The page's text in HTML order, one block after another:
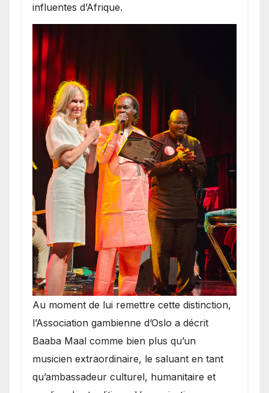
influentes d’Afrique.
​Au moment de lui remettre cette distinction,
l’Association gambienne d’Oslo a décrit
Baaba Maal comme bien plus qu’un
musicien extraordinaire, le saluant en tant
qu’ambassadeur culturel, humanitaire et